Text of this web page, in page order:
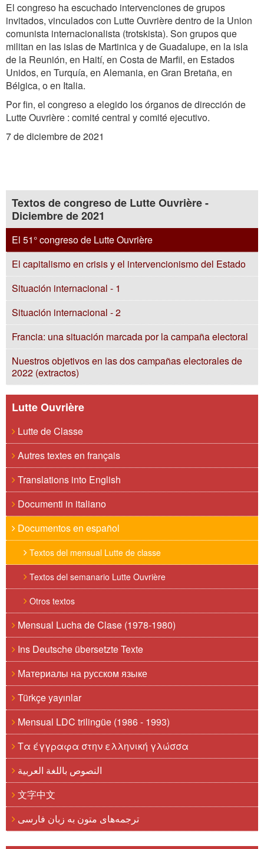
El congreso ha escuchado intervenciones de grupos
invitados, vinculados con Lutte Ouvrière dentro de la Union
comunista internacionalista (trotskista). Son grupos que
militan en las islas de Martinica y de Guadalupe, en la isla
de la Reunión, en Haití, en Costa de Marfil, en Estados
Unidos, en Turquía, en Alemania, en Gran Bretaña, en
Bélgica, o en Italia.
Por fin, el congreso a elegido los órganos de dirección de
Lutte Ouvrière : comité central y comité ejecutivo.
7 de diciembre de 2021
Textos de congreso de Lutte Ouvrière -
Diciembre de 2021
El 51° congreso de Lutte Ouvrière
El capitalismo en crisis y el intervencionismo del Estado
Situación internacional - 1
Situación internacional - 2
Francia: una situación marcada por la campaña electoral
Nuestros objetivos en las dos campañas electorales de
2022 (extractos)
Lutte Ouvrière
Lutte de Classe
Autres textes en français
Translations into English
Documenti in italiano
Documentos en español
Textos del mensual Lutte de classe
Textos del semanario Lutte Ouvrière
Otros textos
Mensual Lucha de Clase (1978-1980)
Ins Deutsche übersetzte Texte
Материалы на русском языке
Türkçe yayınlar
Mensual LDC trilingüe (1986 - 1993)
Τα έγγραφα στην ελληνική γλώσσα
النصوص باللغة العربية
文字中文
ترجمه‌های متون به زبان فارسی